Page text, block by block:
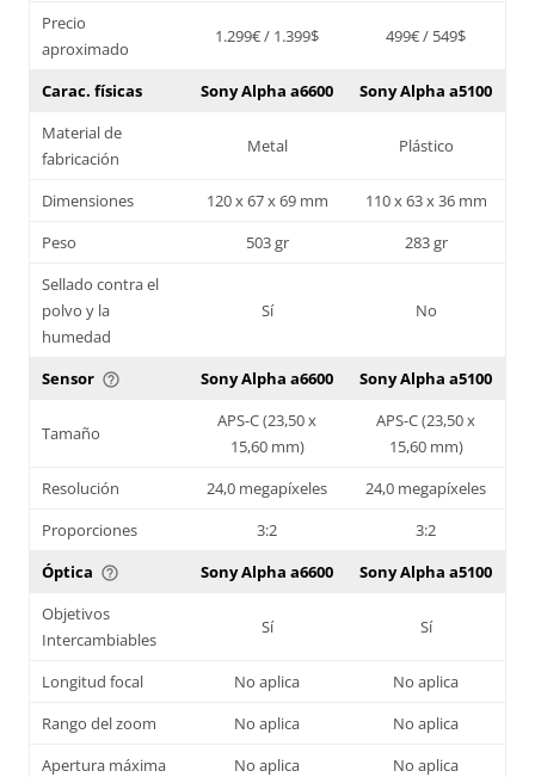
Precio
aproximado
1.299€ / 1.399$ 499€ / 549$
Carac. físicas Sony Alpha a6600
Sony Alpha a5100
Material de
fabricación
Metal Plástico
Dimensiones 120 x 67 x 69 mm
110 x 63 x 36 mm
Peso
503 gr
283 gr
Sellado contra el
polvo y la
humedad
Sí No
Sensor help_outline Sony Alpha a6600 Sony Alpha a5100
Tamaño
APS-C (23,50 x
15,60 mm)
APS-C (23,50 x
15,60 mm)
Resolución
24,0 megapíxeles
24,0 megapíxeles
Proporciones
3:2
3:2
Óptica help_outline Sony Alpha a6600
Sony Alpha a5100
Objetivos
Intercambiables
Sí Sí
Longitud focal No aplica
No aplica
Rango del zoom
No aplica
No aplica
Apertura máxima
No aplica
No aplica